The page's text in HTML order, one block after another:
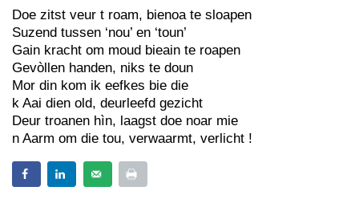
Doe zitst veur t roam, bienoa te sloapen
Suzend tussen ‘nou’ en ‘toun’
Gain kracht om moud bieain te roapen
Gevòllen handen, niks te doun
Mor din kom ik eefkes bie die
k Aai dien old, deurleefd gezicht
Deur troanen hìn, laagst doe noar mie
n Aarm om die tou, verwaarmt, verlicht !